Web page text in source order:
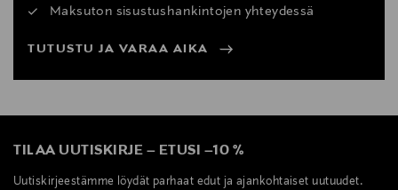
Maksuton sisustushankintojen yhteydessä
TUTUSTU JA VARAA AIKA
TILAA UUTISKIRJE – ETUSI –10 %
Uutiskirjeestämme löydät parhaat edut ja ajankohtaiset uutuudet.